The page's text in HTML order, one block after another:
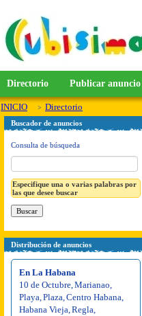
Directorio Publicar anuncio
INICIO Directorio
Buscador de anuncios
Consulta de búsqueda
Especifique una o varias palabras por
las que desee buscar
Distribución de anuncios
En La Habana
10 de Octubre Marianao
Playa Plaza Centro Habana
Habana Vieja Regla